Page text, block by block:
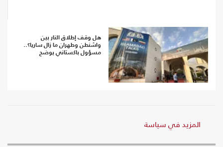
هل وقف إطلاق النار بين
واشنطن وطهران ما زال ساريا؟..
مسؤول باكستاني يوضح
المزيد في سياسة